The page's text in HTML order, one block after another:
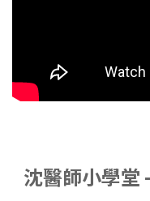
沈醫師小學堂